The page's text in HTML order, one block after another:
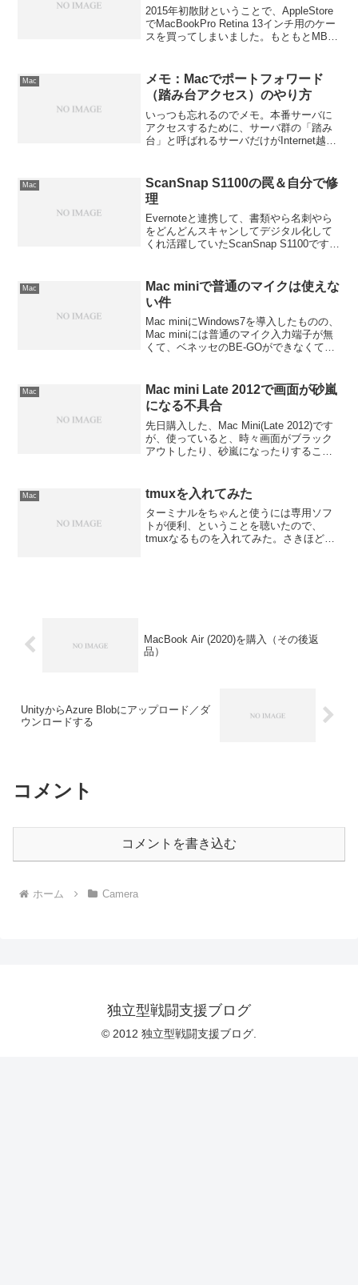
2015年初散財ということで、AppleStore
でMacBookPro Retina 13インチ用のケー
スを買ってしまいました。もともとMBP
近本体が熱くなるので、普...
Mac
メモ：Macでポートフォワード
（踏み台アクセス）のやり方
いっつも忘れるのでメモ。本番サーバに
アクセスするために、サーバ群の「踏み
台」と呼ばれるサーバだけがInternet越し
台」経由でしか接続できない、という構
成がよくあ...
Mac
ScanSnap S1100の罠＆自分で修
理
Evernoteと連携して、書類やら名刺やら
をどんどんスキャンしてデジタル化して
くれ活躍していたScanSnap S1100です
反応しなかったり、紙が全てスキャンさ
れた...
Mac
Mac miniで普通のマイクは使えな
い件
Mac miniにWindows7を導入したものの、
Mac miniには普通のマイク入力端子が無
くて、ベネッセのBE-GOができなくて困
たヘッドセットマイクも反応し...
Mac
Mac mini Late 2012で画面が砂嵐
になる不具合
先日購入した、Mac Mini(Late 2012)です
が、使っていると、時々画面がブラック
アウトしたり、砂嵐になったりすること
きなので不具合の可能性が高いです。ブ
ラッ...
Mac tmuxを入れてみた
ターミナルをちゃんと使うには専用ソフ
トが便利、ということを聴いたので、
tmuxなるものを入れてみた。さきほど
MacBook Air (2020)を購入（その後返
品）
UnityからAzure Blobにアップロード／ダ
ウンロードする
コメント
コメントを書き込む
ホーム Camera
独立型戦闘支援ブログ
© 2012 独立型戦闘支援ブログ.